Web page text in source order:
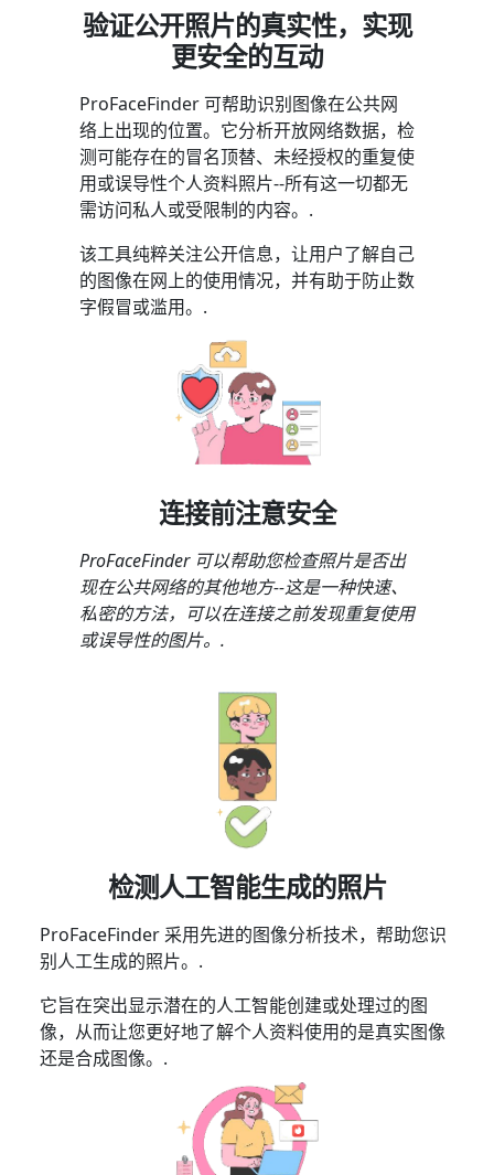
验证公开照片的真实性，实现
更安全的互动
ProFaceFinder 可帮助识别图像在公共网
络上出现的位置。它分析开放网络数据，检
测可能存在的冒名顶替、未经授权的重复使
用或误导性个人资料照片--所有这一切都无
需访问私人或受限制的内容。.
该工具纯粹关注公开信息，让用户了解自己
的图像在网上的使用情况，并有助于防止数
字假冒或滥用。.
连接前注意安全
ProFaceFinder 可以帮助您检查照片是否出
现在公共网络的其他地方--这是一种快速、
私密的方法，可以在连接之前发现重复使用
或误导性的图片。.
检测人工智能生成的照片
ProFaceFinder 采用先进的图像分析技术，帮助您识
别人工生成的照片。.
它旨在突出显示潜在的人工智能创建或处理过的图
像，从而让您更好地了解个人资料使用的是真实图像
还是合成图像。.